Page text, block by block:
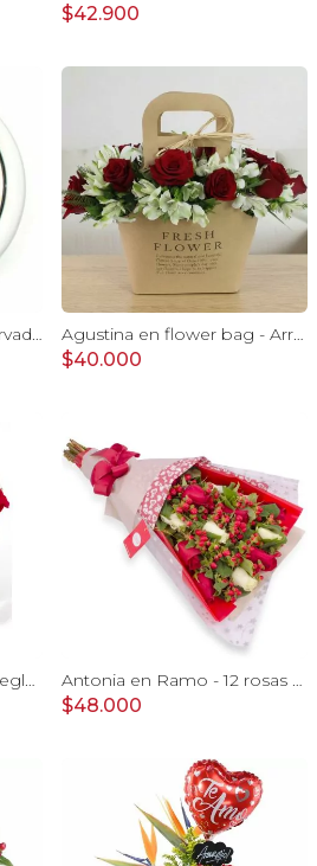
$42.900
Rosa Roja Natural Preservada - rosa preservada en pecera vidrio con piedrecitas Agustina en flower bag - Arreglo 10 rosas rojo y astromelias
$40.000
Julieta en Regadera - Arreglo 10 rosas rojo y gypo Antonia en Ramo - 12 rosas mix blanco y rojo con hypericum
$48.000